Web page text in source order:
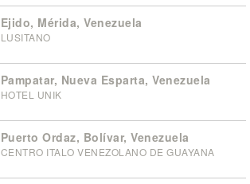
Ejido, Mérida, Venezuela
LUSITANO
Pampatar, Nueva Esparta, Venezuela
HOTEL UNIK
Puerto Ordaz, Bolívar, Venezuela
CENTRO ITALO VENEZOLANO DE GUAYANA